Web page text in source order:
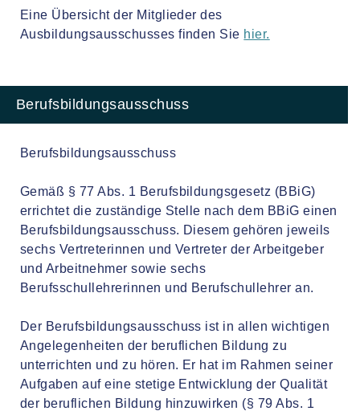
Eine Übersicht der Mitglieder des
Ausbildungsausschusses finden Sie hier.
Berufsbildungsausschuss
Berufsbildungsausschuss
Gemäß § 77 Abs. 1 Berufsbildungsgesetz (BBiG)
errichtet die zuständige Stelle nach dem BBiG einen
Berufsbildungsausschuss. Diesem gehören jeweils
sechs Vertreterinnen und Vertreter der Arbeitgeber
und Arbeitnehmer sowie sechs
Berufsschullehrerinnen und Berufschullehrer an.
Der Berufsbildungsausschuss ist in allen wichtigen
Angelegenheiten der beruflichen Bildung zu
unterrichten und zu hören. Er hat im Rahmen seiner
Aufgaben auf eine stetige Entwicklung der Qualität
der beruflichen Bildung hinzuwirken (§ 79 Abs. 1